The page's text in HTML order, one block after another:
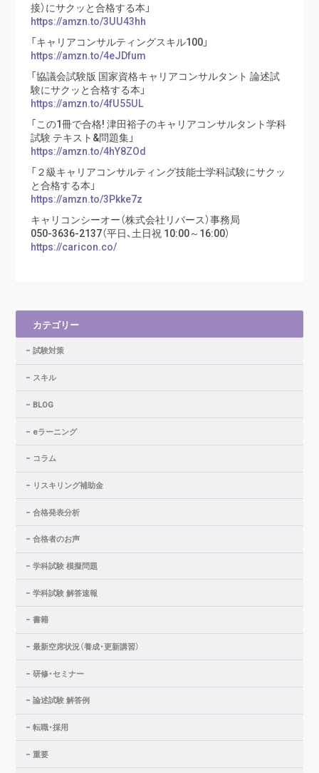
接）にサクッと合格する本」
https://amzn.to/3UU43hh
「キャリアコンサルティングスキル100」
https://amzn.to/4eJDfum
「協議会試験版 国家資格キャリアコンサルタント 論述試
験にサクッと合格する本」
https://amzn.to/4fU55UL
「この1冊で合格! 津田裕子のキャリアコンサルタント学科
試験 テキスト&問題集」
https://amzn.to/4hY8ZOd
「２級キャリアコンサルティング技能士学科試験にサクッ
と合格する本」
https://amzn.to/3Pkke7z
キャリコンシーオー（株式会社リバース）事務局
050-3636-2137（平日、土日祝 10:00～16:00）
https://caricon.co/
カテゴリー
試験対策
スキル
BLOG
eラーニング
コラム
リスキリング補助金
合格発表分析
合格者のお声
学科試験 模擬問題
学科試験 解答速報
書籍
最新空席状況（養成・更新講習）
研修・セミナー
論述試験 解答例
転職・採用
重要